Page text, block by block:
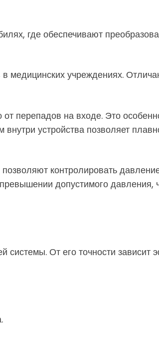
где обеспечивают
медицинских учреждениях.
перепадов на входе. Это
устройства позволяет
контролировать
допустимого давления,
От его точности зависит